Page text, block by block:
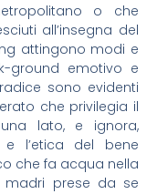
o che
all’insegna del
attingono modi e
ground emotivo e
sono evidenti
che privilegia il
lato, e ignora,
e l’etica del bene
che fa acqua nella
prese da se